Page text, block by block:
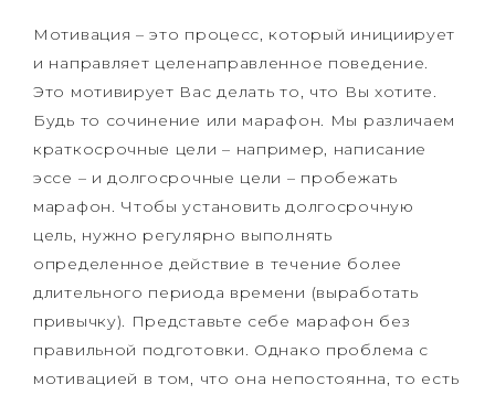
Мотивация – это процесс, который инициирует
и направляет целенаправленное поведение.
Это мотивирует Вас делать то, что Вы хотите.
Будь то сочинение или марафон. Мы различаем
краткосрочные цели – например, написание
эссе – и долгосрочные цели – пробежать
марафон. Чтобы установить долгосрочную
цель, нужно регулярно выполнять
определенное действие в течение более
длительного периода времени (выработать
привычку). Представьте себе марафон без
правильной подготовки. Однако проблема с
мотивацией в том, что она непостоянна, то есть